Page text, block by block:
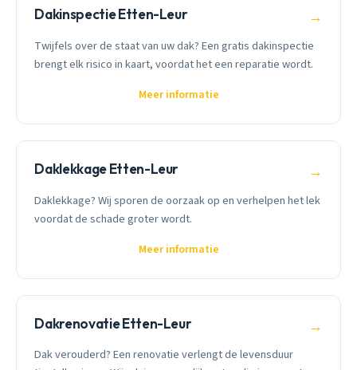
Dakinspectie Etten-Leur →
Twijfels over de staat van uw dak? Een gratis dakinspectie
brengt elk risico in kaart, voordat het een reparatie wordt.
Meer informatie
Daklekkage Etten-Leur →
Daklekkage? Wij sporen de oorzaak op en verhelpen het lek
voordat de schade groter wordt.
Meer informatie
Dakrenovatie Etten-Leur →
Dak verouderd? Een renovatie verlengt de levensduur